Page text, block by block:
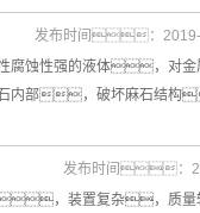
蚀性强的液体，对金
部，破坏麻石结构
发布时间：
，装置复杂，质
发布时间：